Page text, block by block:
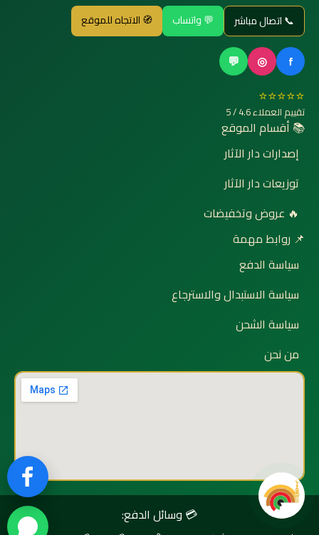
📞 اتصال مباشر 💬 واتساب 🧭 الاتجاه للموقع
f
◎
💬
⭐⭐⭐⭐⭐
تقييم العملاء 4.6 / 5
📚 أقسام الموقع
إصدارات دار الآثار
توزيعات دار الآثار
🔥 عروض وتخفيضات
📌 روابط مهمة
سياسة الدفع
سياسة الاستبدال والاسترجاع
سياسة الشحن
من نحن
💳 وسائل الدفع: